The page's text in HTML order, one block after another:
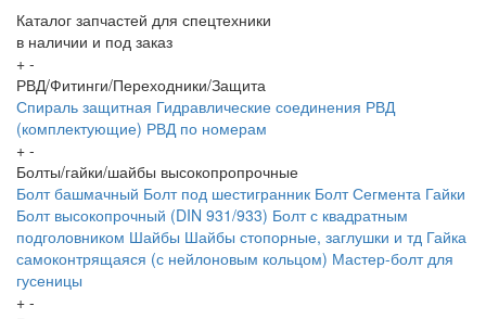
Каталог запчастей для спецтехники
в наличии и под заказ
+ -
РВД/Фитинги/Переходники/Защита
Спираль защитная Гидравлические соединения РВД
(комплектующие) РВД по номерам
+ -
Болты/гайки/шайбы высокопропрочные
Болт башмачный Болт под шестигранник Болт Сегмента Гайки
Болт высокопрочный (DIN 931/933) Болт с квадратным
подголовником Шайбы Шайбы стопорные, заглушки и тд Гайка
самоконтрящаяся (с нейлоновым кольцом) Мастер-болт для
гусеницы
+ -